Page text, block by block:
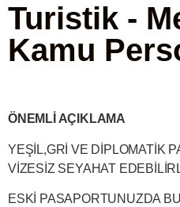
Turistik -
Kamu
ÖNEMLİ AÇIKLAMA
YEŞİL,GRİ VE DİPLOMATİK
VİZESİZ SEYAHAT
ESKİ PASAPORTUNUZDA